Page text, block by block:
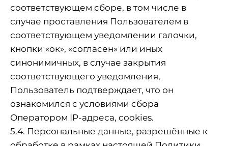
соответствующем сборе, в том числе в
случае проставления Пользователем в
соответствующем уведомлении галочки,
кнопки «ок», «согласен» или иных
синонимичных, в случае закрытия
соответствующего уведомления,
Пользователь подтверждает, что он
ознакомился с условиями сбора
Оператором IP-адреса, cookies.
5.4. Персональные данные, разрешённые к